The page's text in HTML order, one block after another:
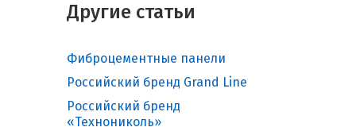
Другие статьи
Фиброцементные панели
Российский бренд Grand Line
Российский бренд
«Технониколь»